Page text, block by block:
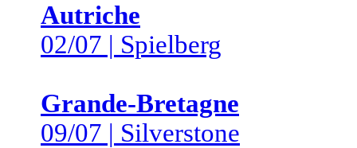
Autriche
02/07 | Spielberg
Grande-Bretagne
09/07 | Silverstone